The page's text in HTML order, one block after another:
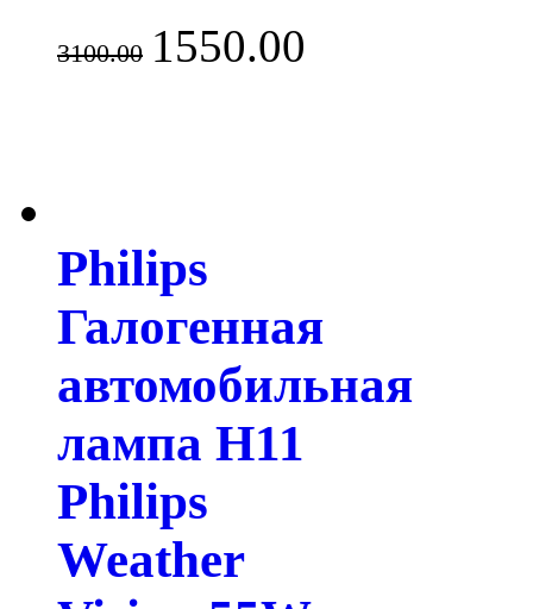
3100.00 1550.00
Philips
Галогенная
автомобильная
лампа H11
Philips
Weather